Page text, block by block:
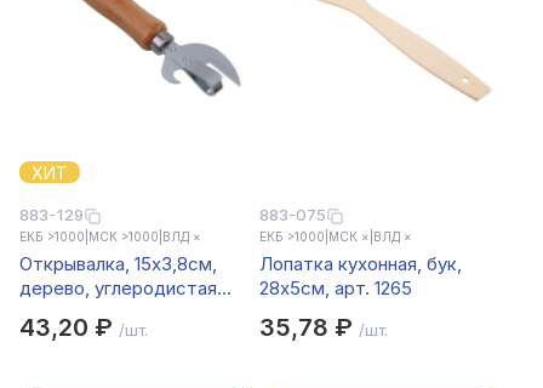
ХИТ
883-129
ЕКБ >1000 МСК >1000 ВЛД ×
Открывалка, 15x3,8см,
дерево, углеродистая
43,20 ₽ /шт.
883-075
ЕКБ >1000 МСК × ВЛД ×
Лопатка кухонная, бук,
28x5cм, арт. 1265
35,78 ₽ /шт.